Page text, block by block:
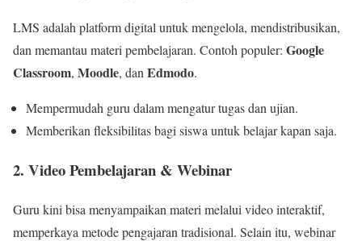
LMS adalah platform digital untuk mengelola, mendistribusikan,
dan memantau materi pembelajaran. Contoh populer: Google
Classroom, Moodle, danEdmodo.
Mempermudah guru dalam mengatur tugas dan ujian.
Memberikan fleksibilitas bagi siswa untuk belajar kapan saja.
2. Video Pembelajaran & Webinar
Guru kini bisa menyampaikan materi melalui video interaktif,
memperkaya metode pengajaran tradisional. Selain itu, webinar